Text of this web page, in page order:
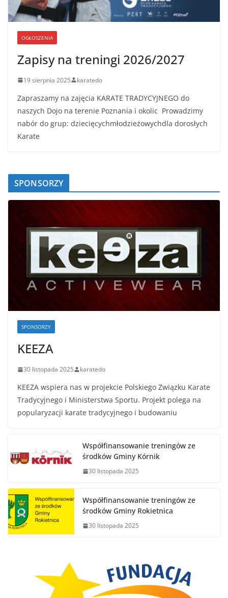
OGŁOSZENIA
Zapisy na treningi 2026/2027
19 sierpnia 2025 karatedo
Zapraszamy na zajęcia KARATE TRADYCYJNEGO do
naszych Dojo na terenie Poznania i okolic Prowadzimy
nabór do grup: dziecięcychmłodzieżowychdla dorosłych
Karate
SPONSORZY
SPONSORZY
KEEZA
30 listopada 2025 karatedo
KEEZA wspiera nas w projekcie Polskiego Związku Karate
Tradycyjnego i Ministerstwa Sportu. Projekt polega na
popularyzacji karate tradycyjnego i budowaniu
Współfinansowanie treningów ze
środków Gminy Kórnik
30 listopada 2025
Współfinansowanie treningów ze
środków Gminy Rokietnica
30 listopada 2025